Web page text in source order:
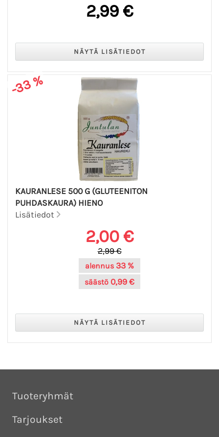
2,99 €
-33 %
KAURANLESE 500 G (GLUTEENITON
PUHDASKAURA) HIENO
Lisätiedot
2,00 €
2,99 €
alennus 33 %
säästö 0,99 €
Tuoteryhmät
Tarjoukset